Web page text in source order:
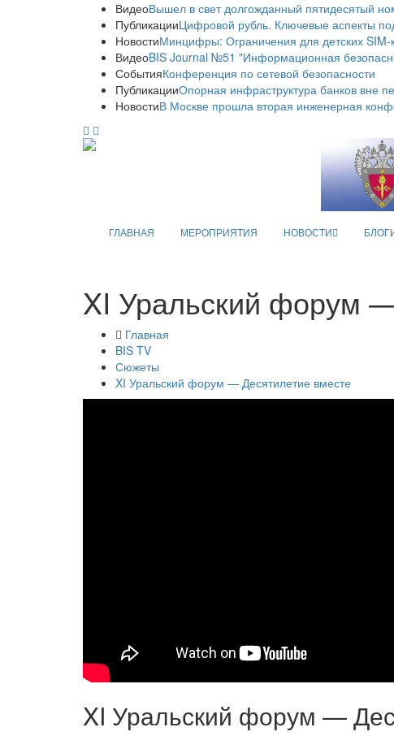
ВидеоВышел в свет долгожданный пятидесятый
ПубликацииЦифровой рубль. Ключевые аспекты
НовостиМинцифры: Ограничения для детских
ВидеоBIS Journal №51 "Информационная
СобытияКонференция по сетевой безопасности
ПубликацииОпорная инфраструктура банков вне
НовостиВ Москве прошла вторая инженерная
ГЛАВНАЯ МЕРОПРИЯТИЯ НОВОСТИ
XI Уральский форум
Главная
BIS TV
Сюжеты
XI Уральский форум — Десятилетие вместе
XI Уральский форум —